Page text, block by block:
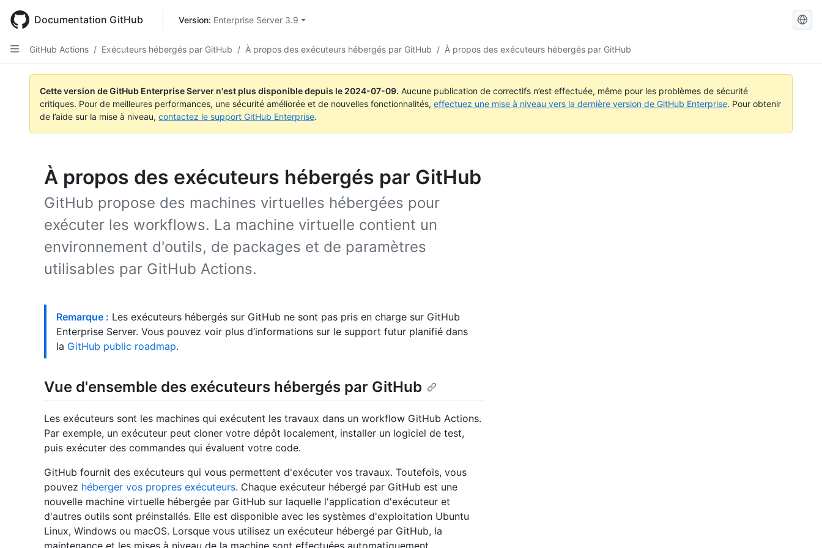
main
content
Documentation GitHub Version: Enterprise Server 3.9
Docs
GitHub Actions / Exécuteurs hébergés par GitHub / À propos des exécuteurs hébergés par GitHub / À propos des exécuteurs hébergés par GitHub
Cette version de GitHub Enterprise Server n'est plus disponible depuis le 2024-07-09. Aucune publication de correctifs n’est effectuée, même pour les problèmes de sécurité
critiques. Pour de meilleures performances, une sécurité améliorée et de nouvelles fonctionnalités, effectuez une mise à niveau vers la dernière version de GitHub Enterprise. Pour obtenir
de l’aide sur la mise à niveau, contactez le support GitHub Enterprise.
À propos des exécuteurs hébergés par GitHub
GitHub propose des machines virtuelles hébergées pour
exécuter les workflows. La machine virtuelle contient un
environnement d'outils, de packages et de paramètres
utilisables par GitHub Actions.
Remarque : Les exécuteurs hébergés sur GitHub ne sont pas pris en charge sur GitHub
Enterprise Server. Vous pouvez voir plus d’informations sur le support futur planifié dans
la GitHub public roadmap.
Vue d'ensemble des exécuteurs hébergés par GitHub
Les exécuteurs sont les machines qui exécutent les travaux dans un workflow GitHub Actions.
Par exemple, un exécuteur peut cloner votre dépôt localement, installer un logiciel de test,
puis exécuter des commandes qui évaluent votre code.
GitHub fournit des exécuteurs qui vous permettent d'exécuter vos travaux. Toutefois, vous
pouvez héberger vos propres exécuteurs. Chaque exécuteur hébergé par GitHub est une
nouvelle machine virtuelle hébergée par GitHub sur laquelle l'application d'exécuteur et
d'autres outils sont préinstallés. Elle est disponible avec les systèmes d'exploitation Ubuntu
Linux, Windows ou macOS. Lorsque vous utilisez un exécuteur hébergé par GitHub, la